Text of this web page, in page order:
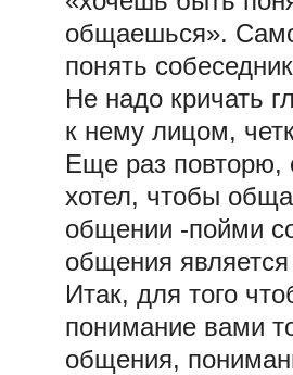
общаешься».
понять
Не надо кричать
к нему лицом,
Еще раз повторю,
хотел, чтобы
общении -пойми
общения
Итак, для того
понимание вами
общения,